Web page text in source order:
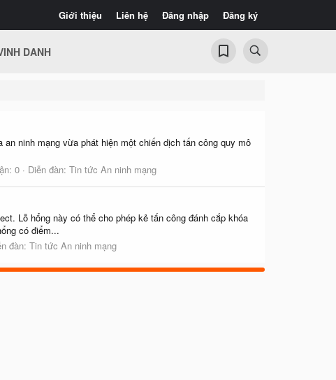
Giới thiệu Liên hệ Đăng nhập Đăng ký
DANH
ninh mạng vừa phát hiện một chiến dịch tấn công quy mô
0 Diễn đàn: Tin tức An ninh mạng
Lỗ hổng này có thể cho phép kẻ tấn công đánh cắp khóa
có điểm...
đàn: Tin tức An ninh mạng